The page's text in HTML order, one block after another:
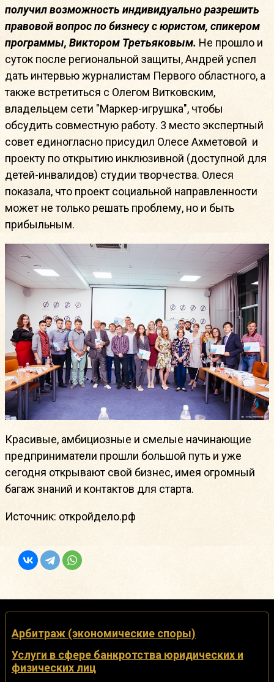
получил возможность индивидуально разрешить
правовой вопрос по бизнесу с юристом, спикером
программы, Виктором Третьяковым. Не прошло и
суток после региональной защиты, Андрей успел
дать интервью журналистам Первого областного, а
также встретиться с Олегом Витковским,
владельцем сети "Маркер-игрушка", чтобы
обсудить совместную работу. 3 место экспертный
совет единогласно присудил Олесе Ахметовой и
проекту по открытию инклюзивной (доступной для
детей-инвалидов) студии творчества. Олеся
показала, что проект социальной направленности
может не только решать проблему, но и быть
прибыльным.
Красивые, амбициозные и смелые начинающие
предприниматели прошли большой путь и уже
сегодня открывают свой бизнес, имея огромный
багаж знаний и контактов для старта.
Источник: откройдело.рф
Арбитраж (экономические споры)
Услуги в сфере банкротства юридических и
физических лиц